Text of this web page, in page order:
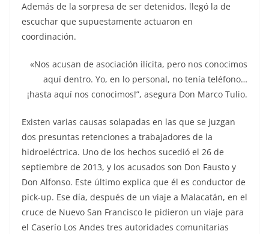
Además de la sorpresa de ser detenidos, llegó la de
escuchar que supuestamente actuaron en
coordinación.
«Nos acusan de asociación ilícita, pero nos conocimos
aquí dentro. Yo, en lo personal, no tenía teléfono…
¡hasta aquí nos conocimos!”, asegura Don Marco Tulio.
Existen varias causas solapadas en las que se juzgan
dos presuntas retenciones a trabajadores de la
hidroeléctrica. Uno de los hechos sucedió el 26 de
septiembre de 2013, y los acusados son Don Fausto y
Don Alfonso. Este último explica que él es conductor de
pick-up. Ese día, después de un viaje a Malacatán, en el
cruce de Nuevo San Francisco le pidieron un viaje para
el Caserío Los Andes tres autoridades comunitarias